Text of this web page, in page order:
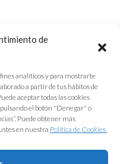
de
analíticos y para mostrarte
a partir de tus hábitos de
aceptar todas las cookies
el botón "Denegar" o
Puede obtener más
en nuestra Política de Cookies.
Cádiz